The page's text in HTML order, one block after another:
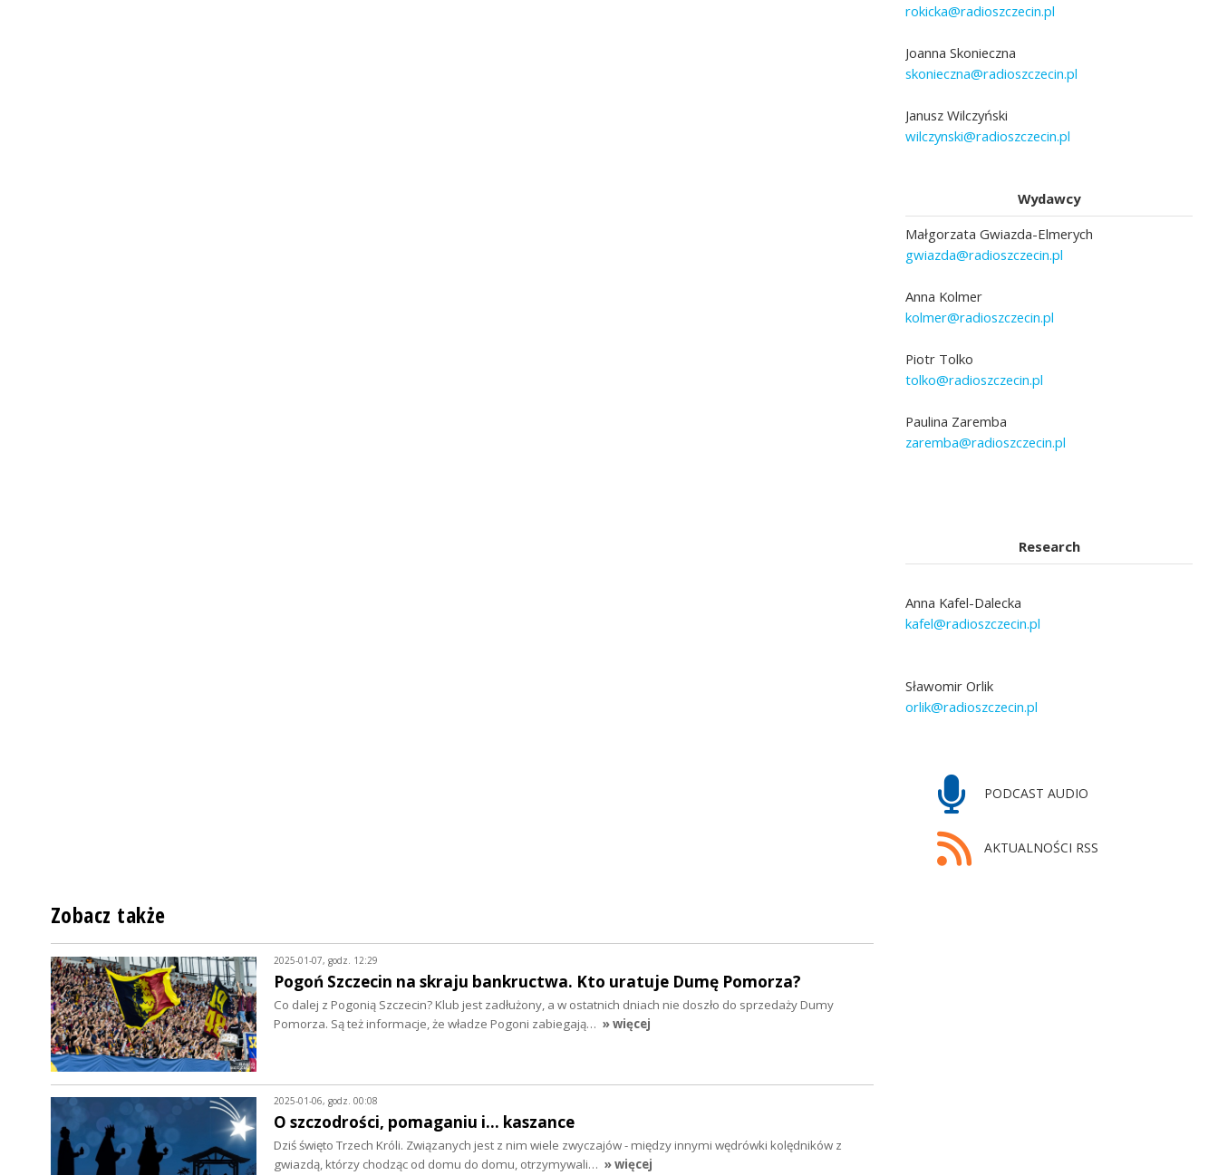
rokicka@radioszczecin.pl
Joanna Skonieczna
skonieczna@radioszczecin.pl
Janusz Wilczyński
wilczynski@radioszczecin.pl
Wydawcy
Małgorzata Gwiazda-Elmerych
gwiazda@radioszczecin.pl
Anna Kolmer
kolmer@radioszczecin.pl
Piotr Tolko
tolko@radioszczecin.pl
Paulina Zaremba
zaremba@radioszczecin.pl
Research
Anna Kafel-Dalecka
kafel@radioszczecin.pl
Sławomir Orlik
orlik@radioszczecin.pl
PODCAST AUDIO
AKTUALNOŚCI RSS
Zobacz także
2025-01-07, godz. 12:29
Pogoń Szczecin na skraju bankructwa. Kto uratuje Dumę Pomorza?
Co dalej z Pogonią Szczecin? Klub jest zadłużony, a w ostatnich dniach nie doszło do sprzedaży Dumy
Pomorza. Są też informacje, że władze Pogoni zabiegają… » więcej
2025-01-06, godz. 00:08
O szczodrości, pomaganiu i... kaszance
Dziś święto Trzech Króli. Związanych jest z nim wiele zwyczajów - między innymi wędrówki kolędników z
gwiazdą, którzy chodząc od domu do domu, otrzymywali… » więcej